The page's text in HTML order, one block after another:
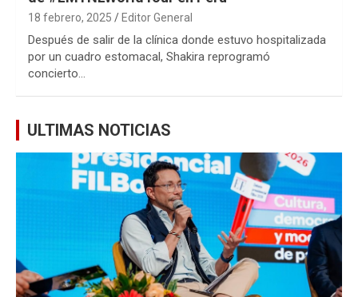
18 febrero, 2025 Editor General
Después de salir de la clínica donde estuvo hospitalizada
por un cuadro estomacal, Shakira reprogramó
concierto…
ULTIMAS NOTICIAS